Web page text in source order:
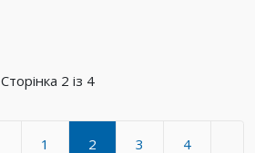
Сторінка 2 із 4
1 2 3 4